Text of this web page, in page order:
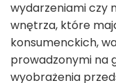
wydarzeniami czy
wnętrza, które
konsumenckich,
prowadzonymi na
wyobrażenia